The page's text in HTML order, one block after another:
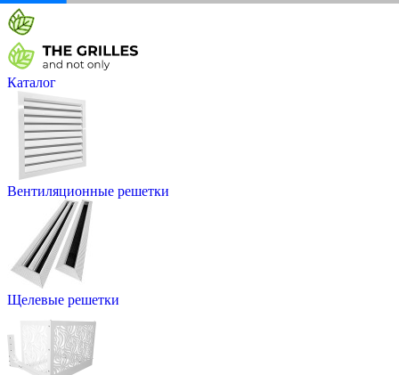
Каталог
Вентиляционные решетки
Щелевые решетки